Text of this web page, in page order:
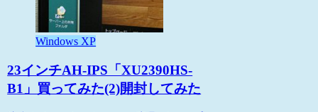
Windows XP
23インチAH-IPS「XU2390HS-
B1」買ってみた(2)開封してみた